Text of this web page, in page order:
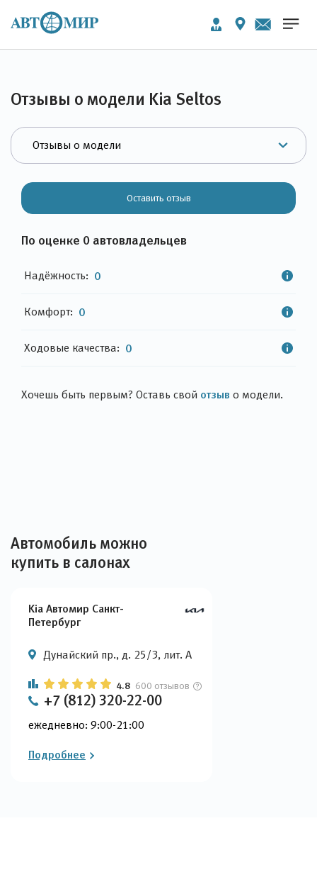
Отзывы о модели Kia Seltos
Хочешь быть первым? Оставь свой отзыв о модели.
Оставить отзыв
По оценке 0 автовладельцев
Надёжность: 0
Комфорт: 0
Ходовые качества: 0
Автомобиль можно
купить в салонах
Kia Автомир Санкт-
Петербург
Дунайский пр., д. 25/3, лит. А
4.8 600 отзывов
+7 (812) 320-22-00
ежедневно: 9:00-21:00
Подробнее